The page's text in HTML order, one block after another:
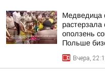
Медведица
растерзала
оползень
Польше
Вчера,